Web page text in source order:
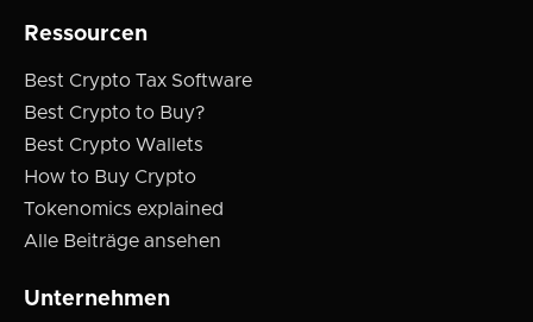
Ressourcen
Best Crypto Tax Software
Best Crypto to Buy?
Best Crypto Wallets
How to Buy Crypto
Tokenomics explained
Alle Beiträge ansehen
Unternehmen